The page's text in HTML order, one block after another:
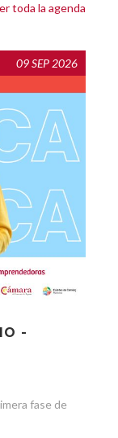
toda la agenda
09 SEP 2026
-
fase de